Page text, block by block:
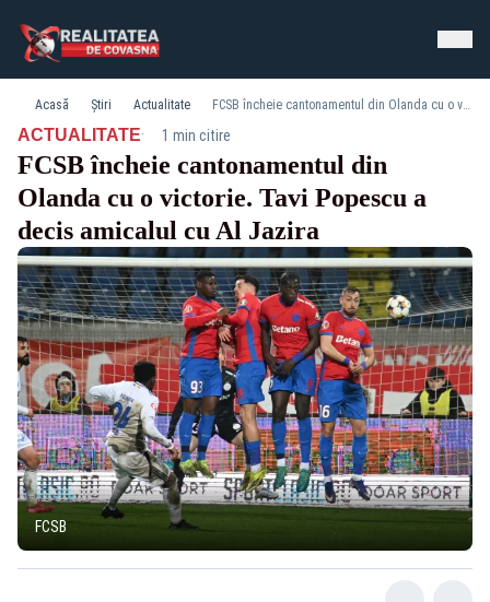
Acasă Știri Actualitate FCSB încheie cantonamentul din Olanda cu o victorie. Tavi Popescu a decis amicalul cu Al Jazira
ACTUALITATE· 1 min citire
FCSB încheie cantonamentul din
Olanda cu o victorie. Tavi Popescu a
decis amicalul cu Al Jazira
FCSB